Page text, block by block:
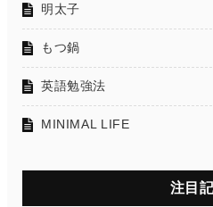
明太子
もつ鍋
英語勉強法
MINIMAL LIFE
注目